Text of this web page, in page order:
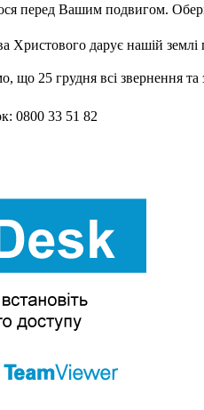
перед Вашим подвигом.
дарує нашій землі
що 25 грудня всі звернення
0800 33 51 82